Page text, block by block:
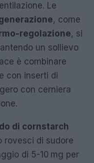
Le
, come
regolazione, si
un sollievo
è combinare
con inserti di
con cerniera
di cornstarch
rovesci di sudore
di 5-10 mg per